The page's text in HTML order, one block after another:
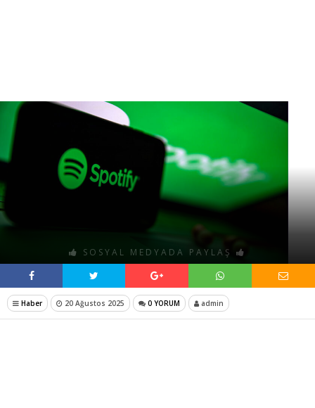
SOSYAL MEDYADA PAYLAŞ
Haber 20 Ağustos 2025 0 YORUM admin